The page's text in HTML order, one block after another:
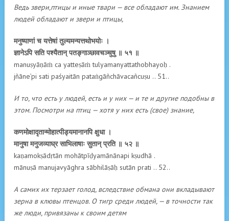
Ведь звери,птицы и иные твари — все обладают им. Знанием
людей обладают и звери и птицы,
मनुष्याणां च यत्तेषां तुल्यमन्यत्तथोभयोः ।
ज्ञानेऽपि सति पश्यैतान् पतङ्गाञ्छावचञ्चुषु ॥ ५१ ॥
manuṣyāṇāṁ ca yatteṣāṁ tulyamanyattathobhayoḥ .
jñāne’pi sati paśyaitān pataṅgāñchāvacañcuṣu .. 51..
И то, что есть у людей, есть и у них — и те и другие подобны в
этом. Посмотри на птиц — хотя у них есть (свое) знание,
कणमोक्षादृतान्मोहात्पीड्यमानानपि क्षुधा ।
मानुषा मनुजव्याघ्र साभिलाषाः सुतान् प्रति ॥ ५२ ॥
kaṇamokṣādṛtān mohātpīḍyamānānapi kṣudhā .
mānuṣā manujavyāghra sābhilāṣāḥ sutān prati .. 52..
А самих их терзает голод, вследствие обмана они вкладывают
зерна в клювы птенцов. О тигр среди людей, — в точности так
же люди, привязаны к своим детям